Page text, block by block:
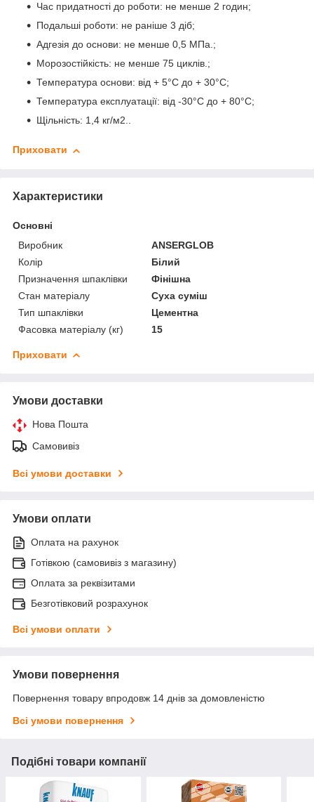
Час придатності до роботи: не менше 2 годин;
Подальші роботи: не раніше 3 діб;
Адгезія до основи: не менше 0,5 МПа.;
Морозостійкість: не менше 75 циклів.;
Температура основи: від + 5°С до + 30°С;
Температура експлуатації: від -30°С до + 80°С;
Щільність: 1,4 кг/м2..
Приховати
Характеристики
Основні
Виробник
ANSERGLOB
Колір
Білий
Призначення шпаклівки
Фінішна
Стан матеріалу
Суха суміш
Тип шпаклівки
Цементна
Фасовка матеріалу (кг)
15
Приховати
Умови доставки
Нова Пошта
Самовивіз
Всі умови доставки
Умови оплати
Оплата на рахунок
Готівкою (самовивіз з магазину)
Оплата за реквізитами
Безготівковий розрахунок
Всі умови оплати
Умови повернення
Повернення товару впродовж 14 днів за домовленістю
Всі умови повернення
Подібні товари компанії